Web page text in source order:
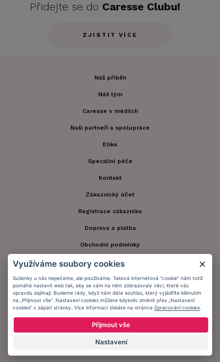
Přidejte se do Caresse Clubu!
ZJISTIT VÍCE
Náš příběh
Náš tým
Caresse v médiích
Naši partneři a spolupráce
Etika
Speciální péče
Kontakt
Zákaznický účet
Registrace zákazníka
Doprava a platba
Obchodní podmínky
Ochrana osobních údajů
Informační memorandum
Zůstaňte s námi v kontaktu.
Využíváme soubory cookies
Sušenky u nás nepečeme, ale používáme. Taková internetová "cookie" nám totiž
pomáhá nastavit web tak, aby se vám na něm zobrazovaly věci, které vás
opravdu zajímají. Budeme rády, když nám dáte souhlas, který vyjádříte kliknutím
na „Přijmout vše“. Nastavení cookies můžete kdykoliv změnit přes „Nastavení
cookies“ v zápatí stránky. Více informací získáte na stránce Zpracování cookies
Přijmout vše
Nastavení